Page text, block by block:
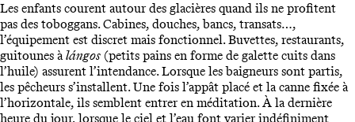
Les enfants courent autour des glacières quand ils ne profitent
pas des toboggans. Cabines, douches, bancs, transats…,
l’équipement est discret mais fonctionnel. Buvettes, restaurants,
guitounes àlángos (petits pains en forme de galette cuits dans
l’huile) assurent l’intendance. Lorsque les baigneurs sont partis,
les pêcheurs s’installent. Une fois l’appât placé et la canne fixée à
l’horizontale, ils semblent entrer en méditation. À la dernière
heure du jour, lorsque le ciel et l’eau font varier indéfiniment